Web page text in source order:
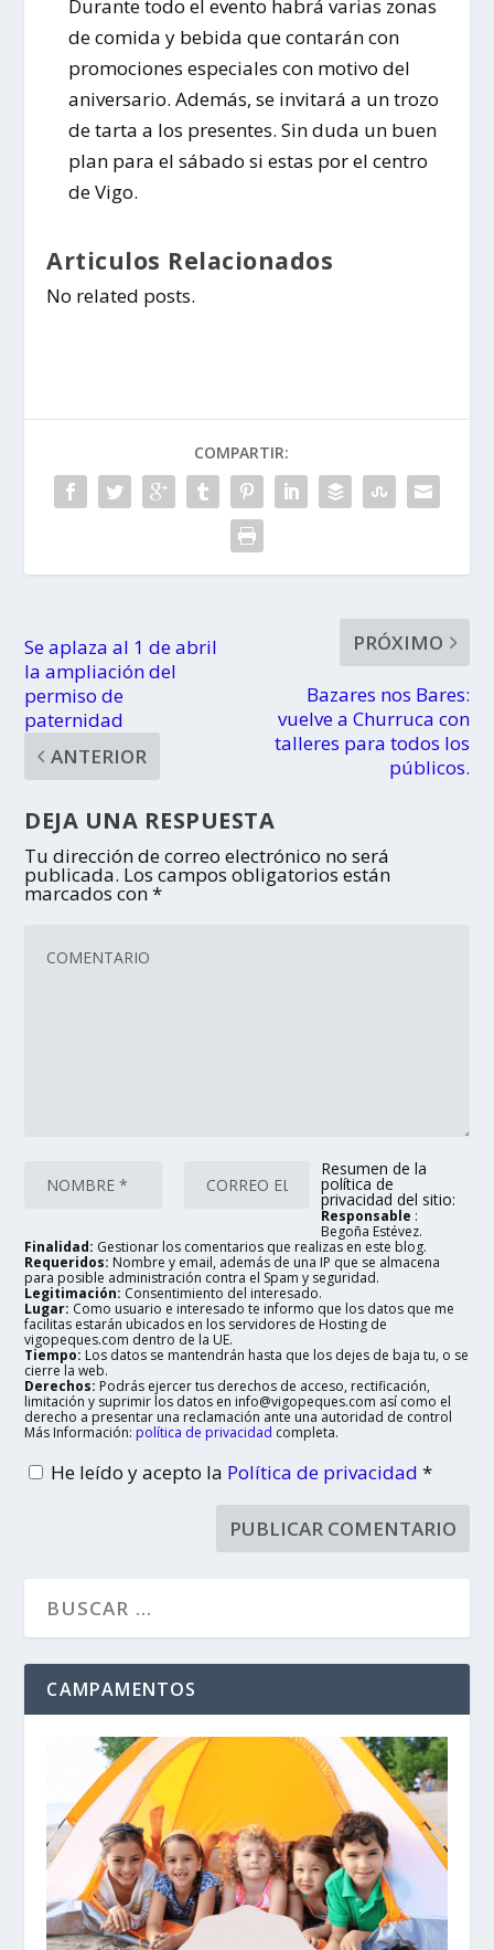
Durante todo el evento habrá varias zonas
de comida y bebida que contarán con
promociones especiales con motivo del
aniversario. Además, se invitará a un trozo
de tarta a los presentes. Sin duda un buen
plan para el sábado si estas por el centro
de Vigo.
Articulos Relacionados
No related posts.
COMPARTIR:
Se aplaza al 1 de abril
la ampliación del
permiso de
paternidad
ANTERIOR
PRÓXIMO
Bazares nos Bares:
vuelve a Churruca con
talleres para todos los
públicos.
DEJA UNA RESPUESTA
Tu dirección de correo electrónico no será
publicada. Los campos obligatorios están
marcados con*
Resumen de la
política de
privacidad del sitio:
Responsable :
Begoña Estévez.
Finalidad: Gestionar los comentarios que realizas en este blog.
Requeridos: Nombre y email, además de una IP que se almacena
para posible administración contra el Spam y seguridad.
Legitimación: Consentimiento del interesado.
Lugar: Como usuario e interesado te informo que los datos que me
facilitas estarán ubicados en los servidores de Hosting de
vigopeques.com dentro de la UE.
Tiempo: Los datos se mantendrán hasta que los dejes de baja tu, o se
cierre la web.
Derechos: Podrás ejercer tus derechos de acceso, rectificación,
limitación y suprimir los datos en info@vigopeques.com así como el
derecho a presentar una reclamación ante una autoridad de control
Más Información: política de privacidad completa.
He leído y acepto la Política de privacidad*
CAMPAMENTOS